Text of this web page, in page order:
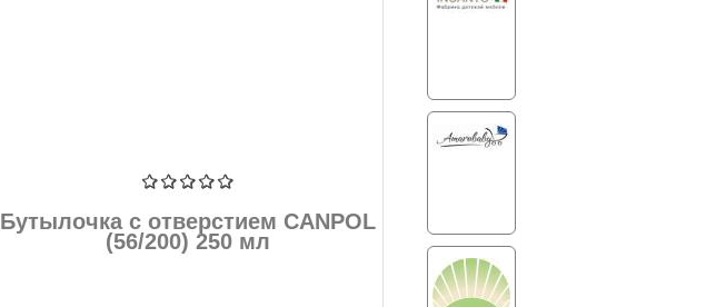
Бутылочка с отверстием CANPOL
(56/200) 250 мл